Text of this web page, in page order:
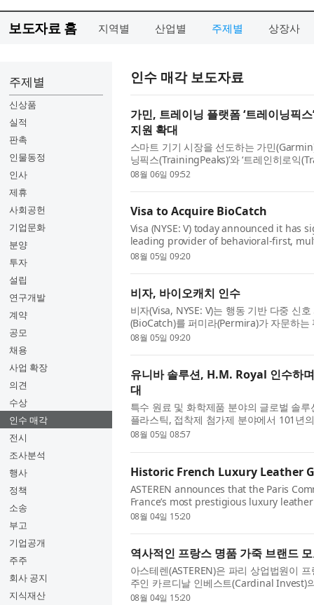
보도자료 홈 지역별 산업별 주제별 상장사
주제별
신상품
실적
판촉
인물동정
인사
제휴
사회공헌
기업문화
분양
투자
설립
연구개발
계약
공모
채용
사업 확장
의견
수상
인수 매각
전시
조사분석
행사
정책
소송
부고
기업공개
주주
회사 공지
지식재산
인수 매각 보도자료
가민, 트레이닝 플랫폼 ‘트레이닝픽
지원 확대
스마트 기기 시장을 선도하는 가민
닝픽스(TrainingPeaks)’와 ‘트레인히로익
웰니스 생태계 전반...
08월 06일 09:52
Visa to Acquire BioCatch
Visa (NYSE: V) today announced it has
leading provider of behavioral-first,
Permira and other share...
08월 05일 09:20
비자, 바이오캐치 인수
비자(Visa, NYSE: V)는 행동 기반 다중 신
(BioCatch)를 퍼미라(Permira)가 자문하
한 최종 계약을 체결했다고 ...
08월 05일 09:20
유니바 솔루션, H.M. Royal 인수하
대
특수 원료 및 화학제품 분야의 글로벌 솔
플라스틱, 접착제 첨가제 분야에서 101년
표했다. 이번 인수를 ...
08월 05일 08:57
Historic French Luxury Leather
ASTEREN announces that the Paris
France’s most prestigious luxury
08월 04일 15:20
역사적인 프랑스 명품 가죽 브랜드
아스테렌(ASTEREN)은 파리 상업법원이
주인 카르디날 인베스트(Cardinal Invest)
모로 파리는 프랑스를 ...
08월 04일 15:20